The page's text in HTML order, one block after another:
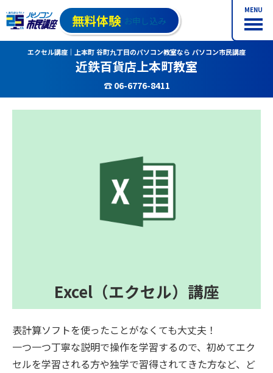
MENU
無料体験 お申し込み
エクセル講座｜上本町 谷町九丁目のパソコン教室なら パソコン市民講座
近鉄百貨店上本町教室
☎ 06-6776-8411
Excel（エクセル）講座
表計算ソフトを使ったことがなくても大丈夫！
一つ一つ丁寧な説明で操作を学習するので、初めてエク
セルを学習される方や独学で習得されてきた方など、ど